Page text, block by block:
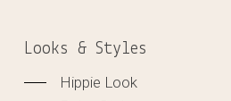
Looks & Styles
Hippie Look